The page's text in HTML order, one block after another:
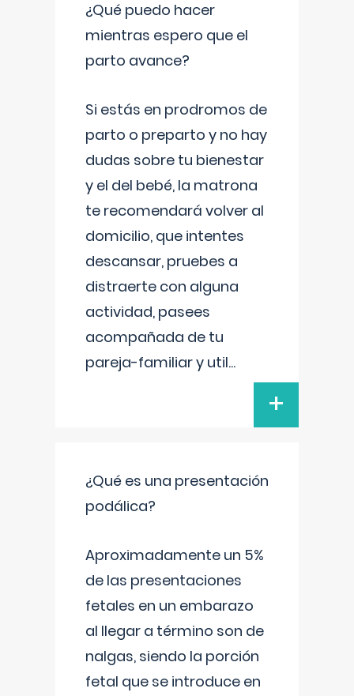
¿Qué puedo hacer
mientras espero que el
parto avance?
Si estás en prodromos de
parto o preparto y no hay
dudas sobre tu bienestar
y el del bebé, la matrona
te recomendará volver al
domicilio, que intentes
descansar, pruebes a
distraerte con alguna
actividad, pasees
acompañada de tu
pareja-familiar y util...
+
¿Qué es una presentación
podálica?
Aproximadamente un 5%
de las presentaciones
fetales en un embarazo
al llegar a término son de
nalgas, siendo la porción
fetal que se introduce en